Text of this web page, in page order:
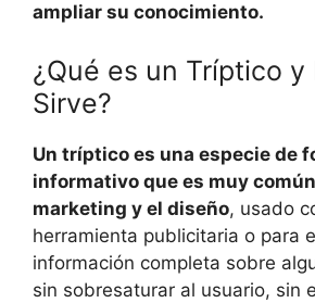
ampliar su conocimiento.
¿Qué es un Tríptico y
Sirve?
Un tríptico es una especie de
informativo que es muy
marketing y el diseño, usado
herramienta publicitaria o para
información completa sobre
sin sobresaturar al usuario, sin